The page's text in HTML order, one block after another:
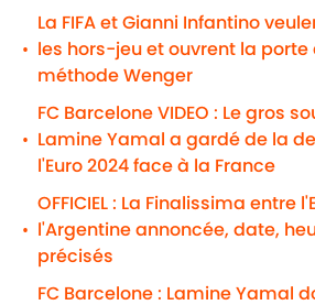
•
La FIFA et Gianni Infantino
les hors-jeu et ouvrent la
méthode Wenger
•
FC Barcelone VIDEO : Le gros
Lamine Yamal a gardé de la
l'Euro 2024 face à la France
•
OFFICIEL : La Finalissima entre
l'Argentine annoncée, date,
précisés
FC Barcelone : Lamine Yamal